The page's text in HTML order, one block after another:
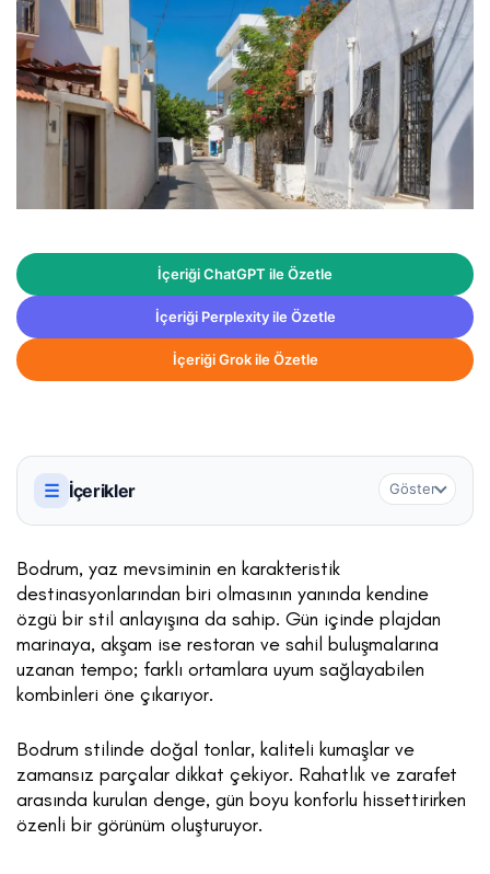
İçeriği ChatGPT ile Özetle
İçeriği Perplexity ile Özetle
İçeriği Grok ile Özetle
☰ İçerikler Göster
Bodrum, yaz mevsiminin en karakteristik
destinasyonlarından biri olmasının yanında kendine
özgü bir stil anlayışına da sahip. Gün içinde plajdan
marinaya, akşam ise restoran ve sahil buluşmalarına
uzanan tempo; farklı ortamlara uyum sağlayabilen
kombinleri öne çıkarıyor.
Bodrum stilinde doğal tonlar, kaliteli kumaşlar ve
zamansız parçalar dikkat çekiyor. Rahatlık ve zarafet
arasında kurulan denge, gün boyu konforlu hissettirirken
özenli bir görünüm oluşturuyor.